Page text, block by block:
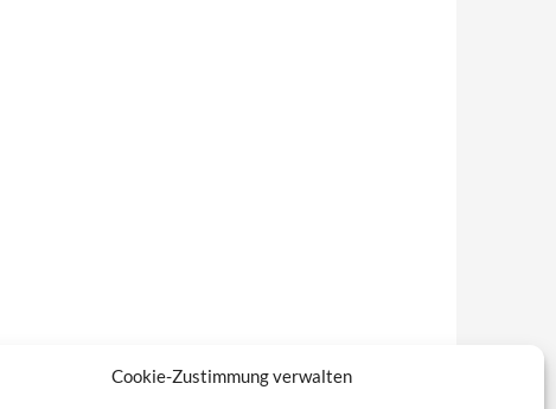
Cookie-Zustimmung verwalten